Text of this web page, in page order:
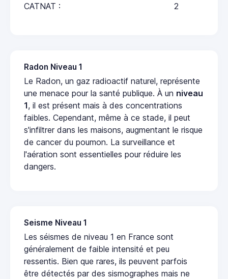
CATNAT : 2
Radon Niveau 1
Le Radon, un gaz radioactif naturel, représente
une menace pour la santé publique. À un niveau
1, il est présent mais à des concentrations
faibles. Cependant, même à ce stade, il peut
s'infiltrer dans les maisons, augmentant le risque
de cancer du poumon. La surveillance et
l'aération sont essentielles pour réduire les
dangers.
Seisme Niveau 1
Les séismes de niveau 1 en France sont
généralement de faible intensité et peu
ressentis. Bien que rares, ils peuvent parfois
être détectés par des sismographes mais ne